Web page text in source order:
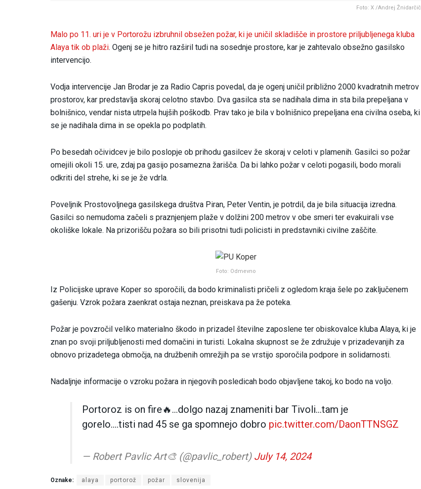
Foto: X /Andrej Žnidarčič
Malo po 11. uri je v Portorožu izbruhnil obsežen požar, ki je uničil skladišče in prostore priljubljenega kluba
Alaya tik ob plaži. Ogenj se je hitro razširil tudi na sosednje prostore, kar je zahtevalo obsežno gasilsko
intervencijo.
Vodja intervencije Jan Brodar je za Radio Capris povedal, da je ogenj uničil približno 2000 kvadratnih metrov
prostorov, kar predstavlja skoraj celotno stavbo. Dva gasilca sta se nadihala dima in sta bila prepeljana v
bolnišnico, vendar nista utrpela hujših poškodb. Prav tako je bila v bolnišnico prepeljana ena civilna oseba, ki
se je nadihala dima in se opekla po podplatih.
Po besedah očividcev je bilo poslopje ob prihodu gasilcev že skoraj v celoti v plamenih. Gasilci so požar
omejili okoli 15. ure, zdaj pa gasijo posamezna žarišča. Da bi lahko požar v celoti pogasili, bodo morali
odkriti del strehe, ki se je že vdrla.
Poveljnik Prostovoljnega gasilskega društva Piran, Peter Ventin, je potrdil, da je bila situacija izredna.
Gasilci so nemudoma začeli s praznjenjem plaže v dolžini 200 metrov v obe smeri ter evakuirali vse
okoliške lokale. Na prizorišču požara so bili prisotni tudi policisti in predstavniki civilne zaščite.
Foto: Odmevno
Iz Policijske uprave Koper so sporočili, da bodo kriminalisti pričeli z ogledom kraja šele po zaključenem
gašenju. Vzrok požara zaenkrat ostaja neznan, preiskava pa že poteka.
Požar je povzročil veliko materialno škodo in prizadel številne zaposlene ter obiskovalce kluba Alaya, ki je
znan po svoji priljubljenosti med domačini in turisti. Lokalna skupnost se že združuje v prizadevanjih za
obnovo prizadetega območja, na družbenih omrežjih pa se vrstijo sporočila podpore in solidarnosti.
Nadaljnje informacije o vzroku požara in njegovih posledicah bodo objavljene takoj, ko bodo na voljo.
Portoroz is on fire🔥…dolgo nazaj znameniti bar Tivoli…tam je
gorelo….tisti nad 45 se ga spomnejo dobro pic.twitter.com/DaonTTNSGZ
— Robert Pavlic Art🎨 (@pavlic_robert) July 14, 2024
Oznake: alaya portorož požar slovenija